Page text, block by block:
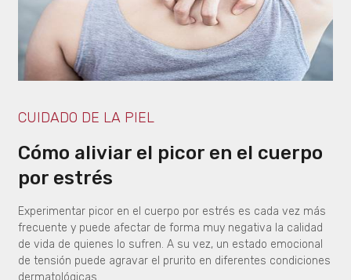
CUIDADO DE LA PIEL
Cómo aliviar el picor en el cuerpo
por estrés
Experimentar picor en el cuerpo por estrés es cada vez más
frecuente y puede afectar de forma muy negativa la calidad
de vida de quienes lo sufren. A su vez, un estado emocional
de tensión puede agravar el prurito en diferentes condiciones